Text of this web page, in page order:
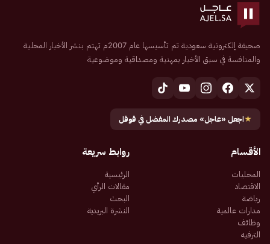
صحيفة إلكترونية سعودية تم تأسيسها عام 2007م تهتم بنشر الأخبار المحلية
والمنافسة في سبق الأخبار بمهنية ومصداقية وموضوعية
★اجعل «عاجل» مصدرك المفضل في قوقل
الأقسام
المحليات
الاقتصاد
رياضة
مدارات عالمية
وظائف
الترفيه
روابط سريعة
الرئيسية
مقالات الرأي
البحث
النشرة البريدية